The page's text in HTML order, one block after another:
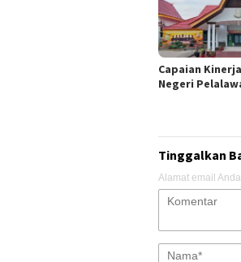
Capaian
Negeri
Tinggalkan
Alamat email